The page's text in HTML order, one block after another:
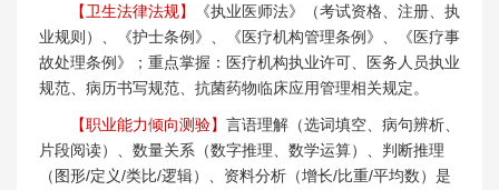
【卫生法律法规】
《执业医师法》（考试资格、注册、执
业规则）、《护士条例》、《医疗机构管理条例》、《医疗事
故处理条例》；重点掌握：医疗机构执业许可、医务人员执业
规范、病历书写规范、抗菌药物临床应用管理相关规定。
【职业能力倾向测验】 言语理解（选词填空、病句辨析、
片段阅读）、数量关系（数字推理、数学运算）、判断推理
（图形/定义/类比/逻辑）、资料分析（增长/比重/平均数）是